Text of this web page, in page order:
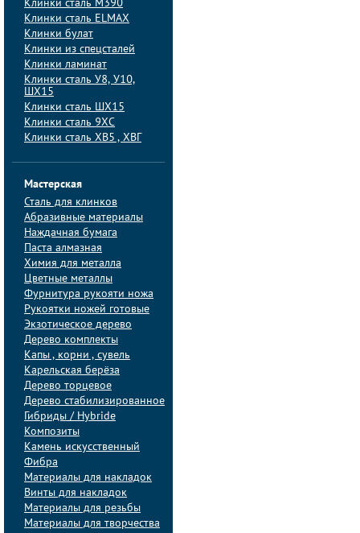
Клинки сталь M390
Клинки сталь ELMAX
Клинки булат
Клинки из спецсталей
Клинки ламинат
Клинки сталь У8, У10,
ШХ15
Клинки сталь ШХ15
Клинки сталь 9ХС
Клинки сталь ХВ5 , ХВГ
Мастерская
Сталь для клинков
Абразивные материалы
Наждачная бумага
Паста алмазная
Химия для металла
Цветные металлы
Фурнитура рукояти ножа
Рукоятки ножей готовые
Экзотическое дерево
Дерево комплекты
Капы , корни , сувель
Карельская берёза
Дерево торцевое
Дерево стабилизированное
Гибриды / Hybride
Композиты
Камень искусственный
Фибра
Материалы для накладок
Винты для накладок
Материалы для резьбы
Материалы для творчества